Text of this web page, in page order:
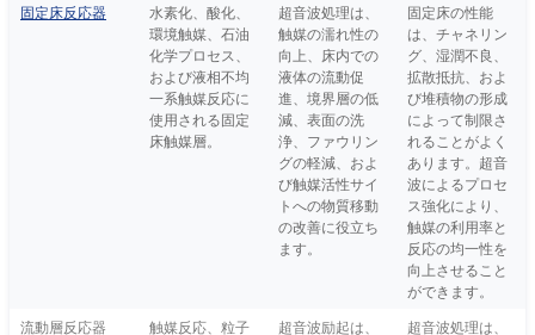
固定床反応器
水素化、酸化、
環境触媒、石油
化学プロセス、
および液相不均
一系触媒反応に
使用される固定
床触媒層。
超音波処理は、
触媒の濡れ性の
向上、床内での
液体の流動促
進、境界層の低
減、表面の洗
浄、ファウリン
グの軽減、およ
び触媒活性サイ
トへの物質移動
の改善に役立ち
ます。
固定床の性能
は、チャネリン
グ、湿潤不良、
拡散抵抗、およ
び堆積物の形成
によって制限さ
れることがよく
あります。超音
波によるプロセ
ス強化により、
触媒の利用率と
反応の均一性を
向上させること
ができます。
流動層反応器
触媒反応、粒子
超音波励起は、
超音波処理は、